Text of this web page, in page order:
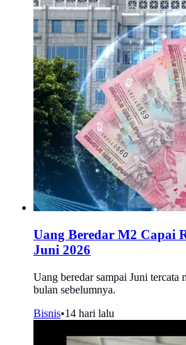
Uang Beredar M2 Capai
Juni 2026
Uang beredar sampai Juni tercata
bulan sebelumnya.
Bisnis•14 hari lalu